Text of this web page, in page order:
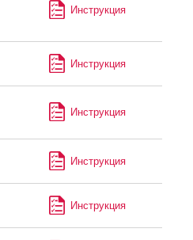
Инструкция
Инструкция
Инструкция
Инструкция
Инструкция